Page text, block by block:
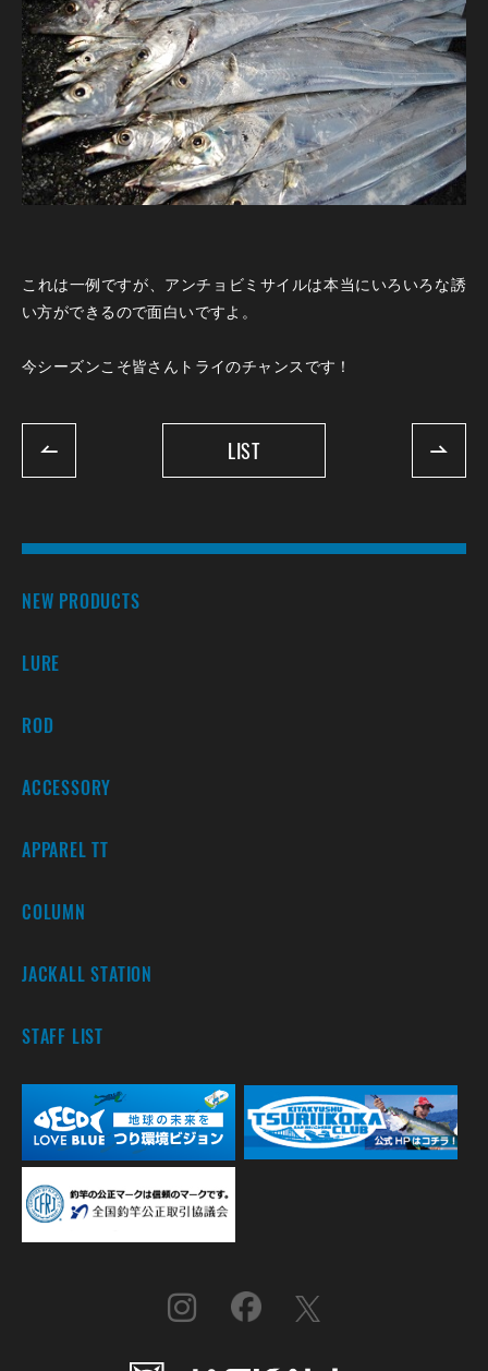
これは一例ですが、アンチョビミサイルは本当にいろいろな誘
い方ができるので面白いですよ。
今シーズンこそ皆さんトライのチャンスです！
LIST
NEW PRODUCTS
LURE
ROD
ACCESSORY
APPAREL TT
COLUMN
JACKALL STATION
STAFF LIST